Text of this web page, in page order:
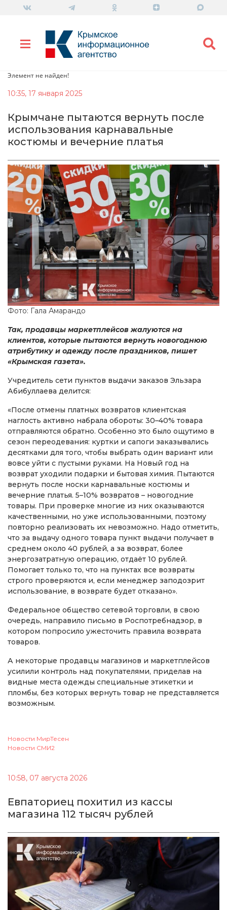
Элемент не найден!
10:35, 17 января 2025
Крымчане пытаются вернуть после
использования карнавальные
костюмы и вечерние платья
Фото: Гала Амарандо
Так, продавцы маркетплейсов жалуются на
клиентов, которые пытаются вернуть новогоднюю
атрибутику и одежду после праздников, пишет
«Крымская газета».
Учредитель сети пунктов выдачи заказов Эльзара
Абибуллаева делится:
«После отмены платных возвратов клиентская
наглость активно набрала обороты: 30–40% товара
отправляются обратно. Особенно это было ощутимо в
сезон переодевания: куртки и сапоги заказывались
десятками для того, чтобы выбрать один вариант или
вовсе уйти с пустыми руками. На Новый год на
возврат уходили подарки и бытовая химия. Пытаются
вернуть после носки карнавальные костюмы и
вечерние платья. 5–10% возвратов – новогодние
товары. При проверке многие из них оказываются
качественными, но уже использованными, поэтому
повторно реализовать их невозможно. Надо отметить,
что за выдачу одного товара пункт выдачи получает в
среднем около 40 рублей, а за возврат, более
энергозатратную операцию, отдаёт 10 рублей.
Помогает только то, что на пунктах все возвраты
строго проверяются и, если менеджер заподозрит
использование, в возврате будет отказано».
Федеральное общество сетевой торговли, в свою
очередь, направило письмо в Роспотребнадзор, в
котором попросило ужесточить правила возврата
товаров.
А некоторые продавцы магазинов и маркетплейсов
усилили контроль над покупателями, приделав на
видные места одежды специальные этикетки и
пломбы, без которых вернуть товар не представляется
возможным.
Новости МирТесен
Новости СМИ2
10:58, 07 августа 2026
Евпаториец похитил из кассы
магазина 112 тысяч рублей